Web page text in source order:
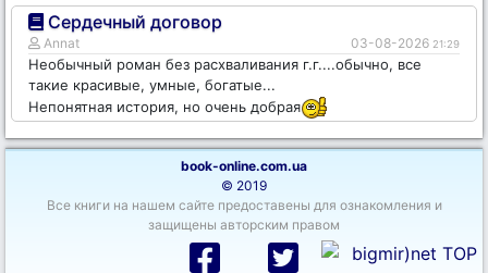
Сердечный договор
Annat 03-08-2026 21:29
Необычный роман без расхваливания г.г....обычно, все
такие красивые, умные, богатые...
Непонятная история, но очень добрая
book-online.com.ua
© 2019
Все книги на нашем сайте предоставены для ознакомления и
защищены авторским правом